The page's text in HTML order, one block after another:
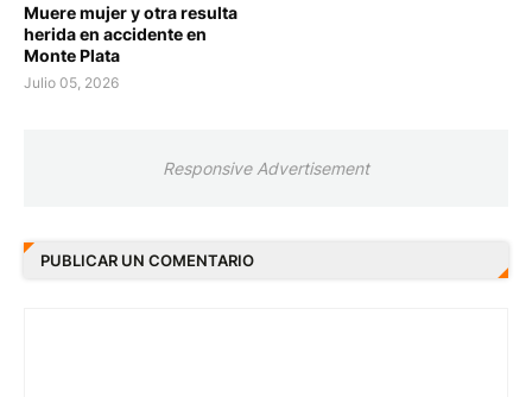
Muere mujer y otra resulta
herida en accidente en
Monte Plata
Julio 05, 2026
Responsive Advertisement
PUBLICAR UN COMENTARIO